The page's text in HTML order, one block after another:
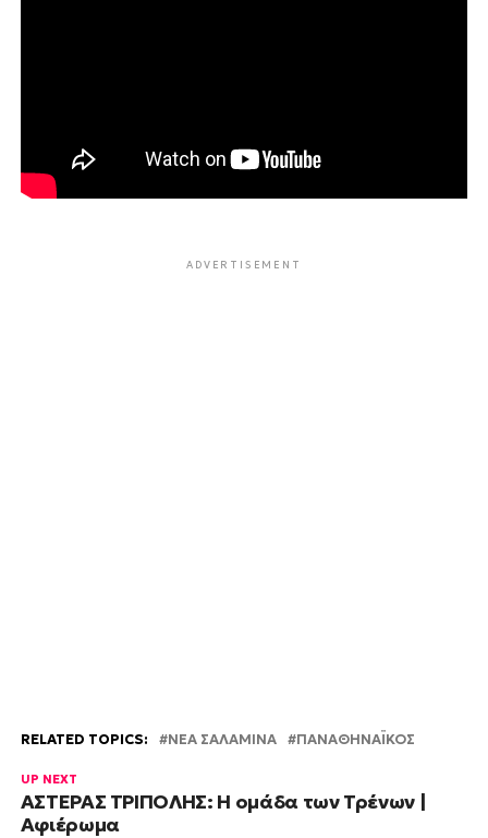
ADVERTISEMENT
RELATED TOPICS: ΝΕΑ ΣΑΛΑΜΙΝΑ ΠΑΝΑΘΗΝΑΪΚΟΣ
UP NEXT
ΑΣΤΕΡΑΣ ΤΡΙΠΟΛΗΣ: Η ομάδα των Τρένων |
Αφιέρωμα